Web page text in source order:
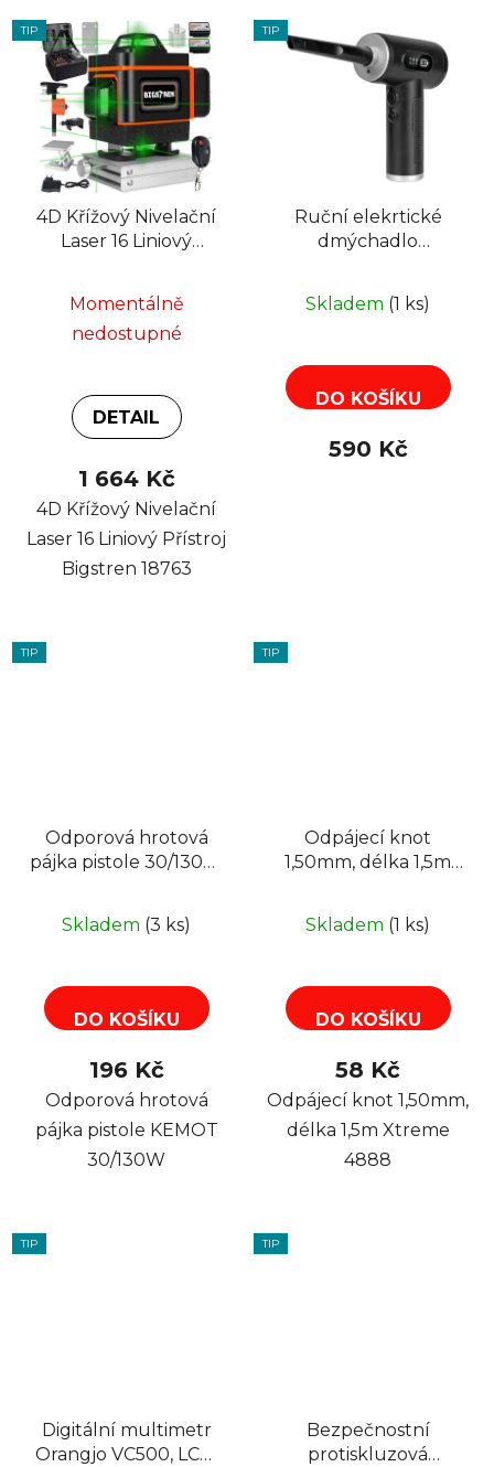
TIP
4D Křížový Nivelační
Laser 16 Liniový
Momentálně
nedostupné
DETAIL
1 664 Kč
4D Křížový Nivelační
Laser 16 Liniový Přístroj
Bigstren 18763
TIP
Ruční elekrtické
dmýchadlo
svítilna, 75 W, 5
mAh
Skladem (1 ks)
DO KOŠÍKU
590 Kč
TIP
Odporová hrotová
pájka pistole 30/130W
Skladem (3 ks)
DO KOŠÍKU
196 Kč
Odporová hrotová
pájka pistole KEMOT
30/130W
TIP
Odpájecí knot
1,50mm, délka 1,5m
Skladem (1 ks)
DO KOŠÍKU
58 Kč
Odpájecí knot 1,50mm,
délka 1,5m Xtreme
4888
TIP
Digitální multimetr
Orangjo VC500, LCD,
TIP
Bezpečnostní
protiskluzová